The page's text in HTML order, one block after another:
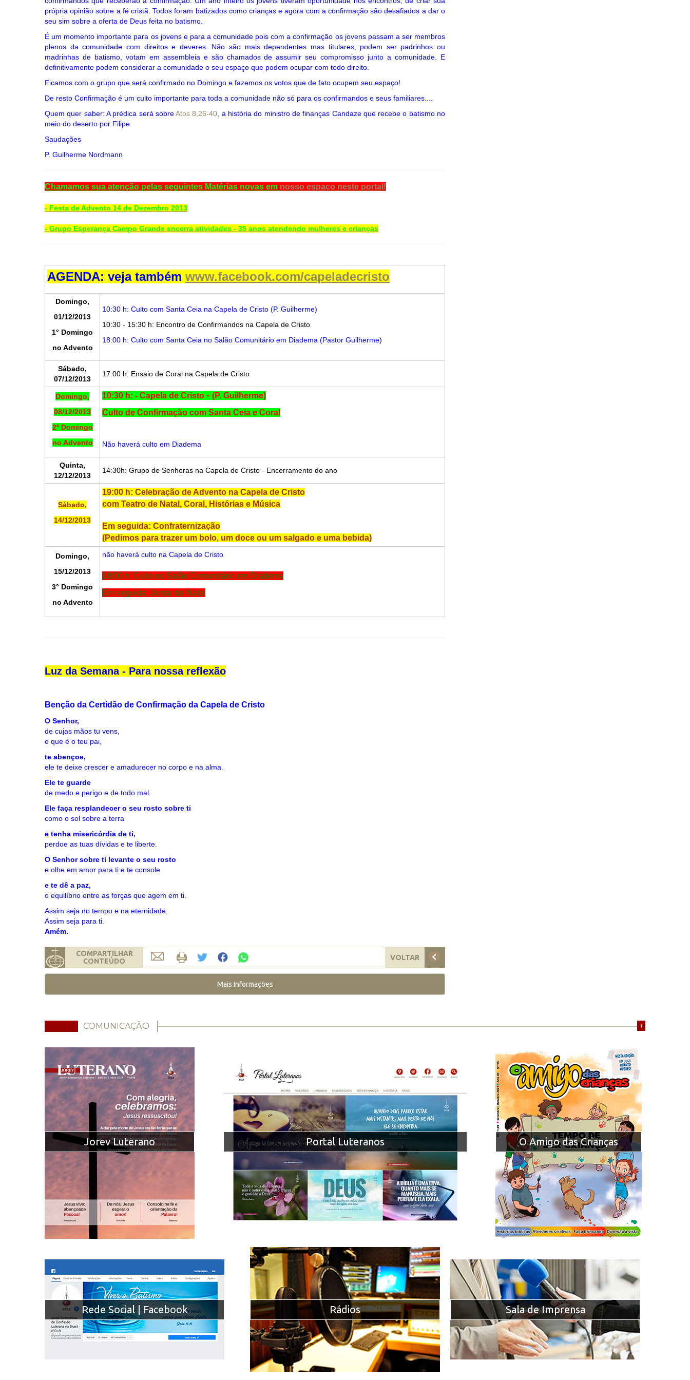
própria opinião sobre a fé cristã. Todos foram batizados como crianças e agora com a confirmação são desafiados a dar o
seu sim sobre a oferta de Deus feita no batismo.
É um momento importante para os jovens e para a comunidade pois com a confirmação os jovens passam a ser membros
plenos da comunidade com direitos e deveres. Não são mais dependentes mas titulares, podem ser padrinhos ou
madrinhas de batismo, votam em assembleia e são chamados de assumir seu compromisso junto a comunidade. E
definitivamente podem considerar a comunidade o seu espaço que podem ocupar com todo direito.
Ficamos com o grupo que será confirmado no Domingo e fazemos os votos que de fato ocupem seu espaço!
De resto Confirmação é um culto importante para toda a comunidade não só para os confirmandos e seus familiares....
Quem quer saber: A prédica será sobreAtos 8,26-40 , a história do ministro de finanças Candaze que recebe o batismo no
meio do deserto por Filipe.
Saudações
P. Guilherme Nordmann
Chamamos sua atenção pelas seguintes Matérias novas em nosso espaço neste portal!
- Festa de Advento 14 de Dezembro 2013
- Grupo Esperança Campo Grande encerra atividades - 35 anos atendendo mulheres e crianças
AGENDA: veja também www.facebook.com/capeladecristo
Domingo,
01/12/2013
1° Domingo
no Advento
10:30 h: Culto com Santa Ceia na Capela de Cristo (P. Guilherme)
10:30 - 15:30 h: Encontro de Confirmandos na Capela de Cristo
18:00 h: Culto com Santa Ceia no Salão Comunitário em Diadema (Pastor Guilherme)
Sábado,
07/12/2013
17:00 h: Ensaio de Coral na Capela de Cristo
Domingo,
08/12/2013
2º Domingo
no Advento
10:30 h: - Capela de Cristo - (P. Guilherme)
Culto de Confirmação com Santa Ceia e Coral
Não haverá culto em Diadema
Quinta,
12/12/2013
14:30h: Grupo de Senhoras na Capela de Cristo - Encerramento do ano
Sábado,
14/12/2013
19:00 h: Celebração de Advento na Capela de Cristo
com Teatro de Natal, Coral, Histórias e Música
Em seguida: Confraternização
(Pedimos para trazer um bolo, um doce ou um salgado e uma bebida)
Domingo,
15/12/2013
3° Domingo
no Advento
não haverá culto na Capela de Cristo
18:00 h: Culto no Salão Comunitário em Diadema
Em seguida: Jantar de Natal
Luz da Semana - Para nossa reflexão
Benção da Certidão de Confirmação da Capela de Cristo
O Senhor,
de cujas mãos tu vens,
e que é o teu pai,
te abençoe,
ele te deixe crescer e amadurecer no corpo e na alma.
Ele te guarde
de medo e perigo e de todo mal.
Ele faça resplandecer o seu rosto sobre ti
como o sol sobre a terra
e tenha misericórdia de ti,
perdoe as tuas dívidas e te liberte.
O Senhor sobre ti levante o seu rosto
e olhe em amor para ti e te console
e te dê a paz,
o equilíbrio entre as forças que agem em ti.
Assim seja no tempo e na eternidade.
Assim seja para ti.
Amém.
COMPARTILHAR
CONTEÚDO
VOLTAR
Mais Informações
COMUNICAÇÃO +
Jorev Luterano Portal Luteranos O Amigo das Crianças
Rede Social | Facebook Rádios Sala de Imprensa